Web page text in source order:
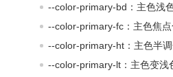
--color-primary-bd：主色浅
--color-primary-fc：主色焦点
--color-primary-ht：主色半调
--color-primary-lt：主色变浅